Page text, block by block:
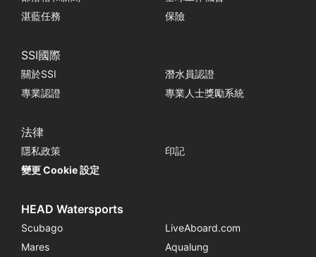
湛藍任務
保險
SSI國際
關於SSI
潛水員認證
專業認證
專業人士獎勵系統
法律
隱私政策
印記
變更 Cookie 設定
HEAD Watersports
Scubago
LiveAboard.com
Mares
Aqualung